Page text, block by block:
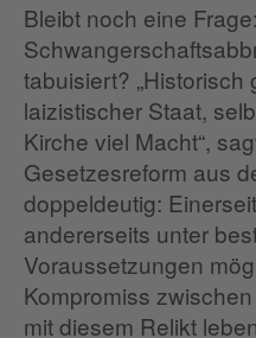
Bleibt noch eine
tabuisiert?
laizistischer Staat,
Kirche viel Macht“,
Gesetzesreform aus
doppeldeutig:
andererseits unter
Voraussetzungen
Kompromiss
mit diesem Relikt